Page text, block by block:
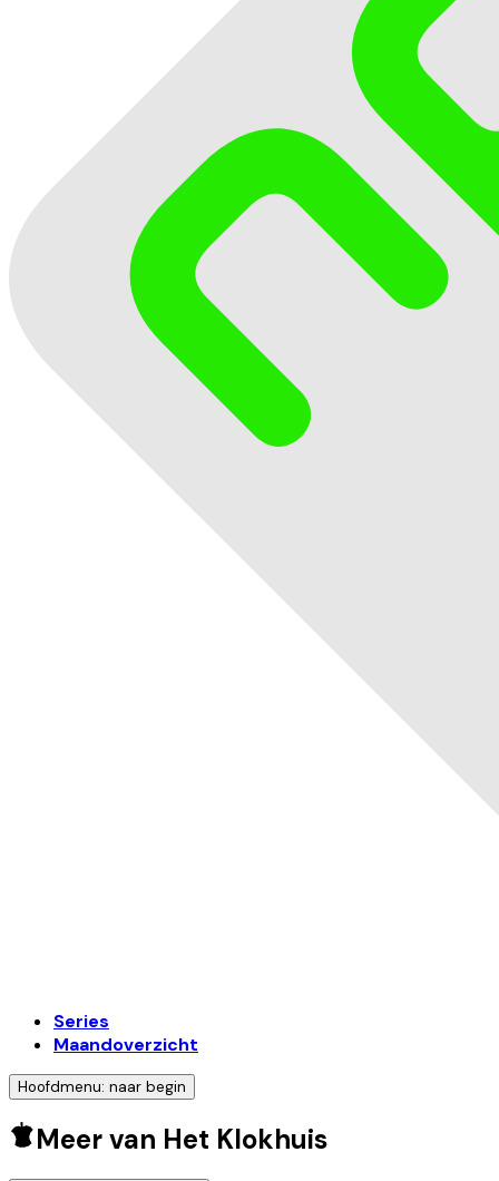
Series
Maandoverzicht
Hoofdmenu: naar begin
Meer van Het Klokhuis